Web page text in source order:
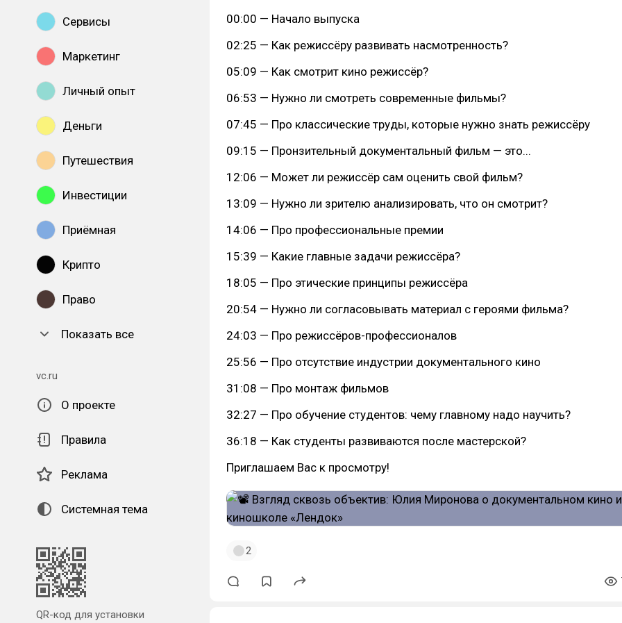
Сервисы
Маркетинг
Личный опыт
Деньги
Путешествия
Инвестиции
Приёмная
Крипто
Право
Показать все
vc.ru
О проекте
Правила
Реклама
Системная тема
QR-код для установки
00:00 — Начало выпуска
02:25 — Как режиссёру развивать насмотренность?
05:09 — Как смотрит кино режиссёр?
06:53 — Нужно ли смотреть современные фильмы?
07:45 — Про классические труды, которые нужно знать режиссёру
09:15 — Пронзительный документальный фильм — это...
12:06 — Может ли режиссёр сам оценить свой фильм?
13:09 — Нужно ли зрителю анализировать, что он смотрит?
14:06 — Про профессиональные премии
15:39 — Какие главные задачи режиссёра?
18:05 — Про этические принципы режиссёра
20:54 — Нужно ли согласовывать материал с героями фильма?
24:03 — Про режиссёров-профессионалов
25:56 — Про отсутствие индустрии документального кино
31:08 — Про монтаж фильмов
32:27 — Про обучение студентов: чему главному надо научить?
36:18 — Как студенты развиваются после мастерской?
Приглашаем Вас к просмотру!
2